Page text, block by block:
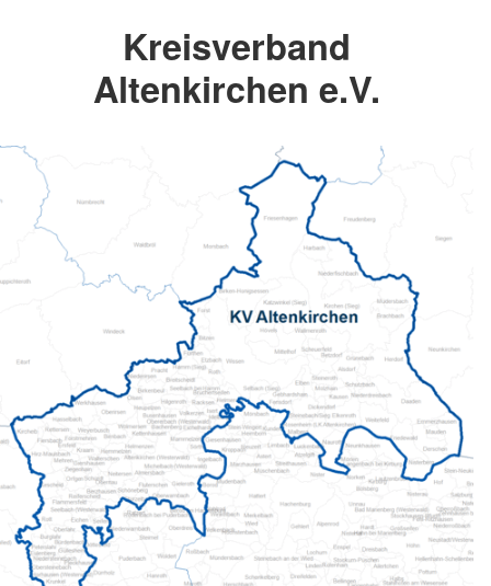
Kreisverband
Altenkirchen e.V.